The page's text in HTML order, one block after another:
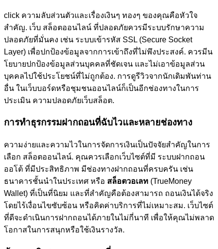
click ความลับส่วนตัวและเรื่องเงินๆ ทองๆ ของคุณคือหัวใจ
สำคัญ. เว็บ สล็อตออนไลน์ ที่ปลอดภัยควรมีระบบรักษาความ
ปลอดภัยที่มั่นคง เช่น ระบบเข้ารหัส SSL (Secure Socket
Layer) เพื่อปกป้องข้อมูลจากการเข้าถึงที่ไม่พึงประสงค์. ควรมีน
โยบายปกป้องข้อมูลส่วนบุคคลที่ชัดเจน และไม่เอาข้อมูลส่วน
บุคคลไปใช้ประโยชน์ที่ไม่ถูกต้อง. การดูรีวิวจากนักเดิมพันท่าน
อื่น ในเว็บบอร์ดหรือชุมชนออนไลน์ก็เป็นอีกช่องทางในการ
ประเมิน ความปลอดภัยเว็บสล็อต.
การทำธุรกรรมฝากถอนที่ฉับไวและหลายช่องทาง
ความง่ายและความไวในการจัดการเงินเป็นปัจจัยสำคัญในการ
เลือก สล็อตออนไลน์. คุณควรเลือกเว็บไซต์ที่มี ระบบฝากถอน
ออโต้ ที่มีประสิทธิภาพ มีช่องทางฝากถอนที่ครบครัน เช่น
ธนาคารชั้นนำในประเทศ หรือ สล็อตวอเลท (TrueMoney
Wallet) ที่เป็นที่นิยม และที่สำคัญคือต้องสามารถ ถอนเงินได้จริง
โดยไร้เงื่อนไขซับซ้อน หรือคิดค่าบริการที่ไม่เหมาะสม. เว็บไซต์
ที่ดีจะดำเนินการฝากถอนได้ภายในไม่กี่นาที เพื่อให้คุณไม่พลาด
โอกาสในการสนุกหรือใช้เงินรางวัล.